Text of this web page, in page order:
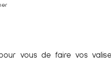
vous de faire vos